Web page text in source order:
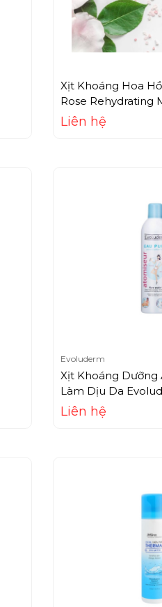
Xịt Khoáng Hoa
Rose Rehydrating
Liên hệ
Evoluderm
Xịt Khoáng Dưỡng
Làm Dịu Da
Liên hệ